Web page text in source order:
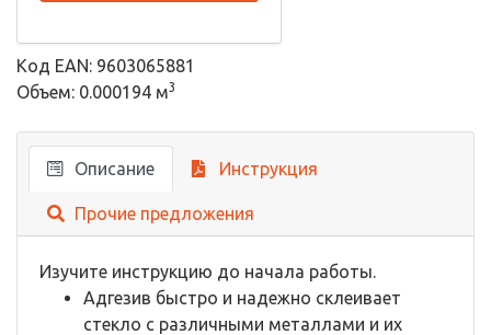
Код EAN: 9603065881
Объем: 0.000194 м3
Описание Инструкция
Прочие предложения
Изучите инструкцию до начала работы.
Адгезив быстро и надежно склеивает
стекло с различными металлами и их